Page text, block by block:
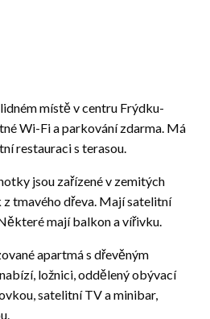
místě v centru Frýdku-
Wi-Fi a parkování zdarma. Má
restauraci s terasou.
jsou zařízené v zemitých
tmavého dřeva. Mají satelitní
mají balkon a vířivku.
apartmá s dřevěným
ložnici, oddělený obývací
satelitní TV a minibar,